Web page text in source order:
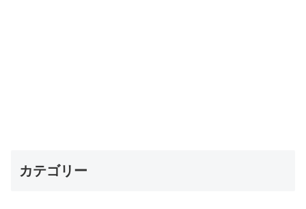
カテゴリー